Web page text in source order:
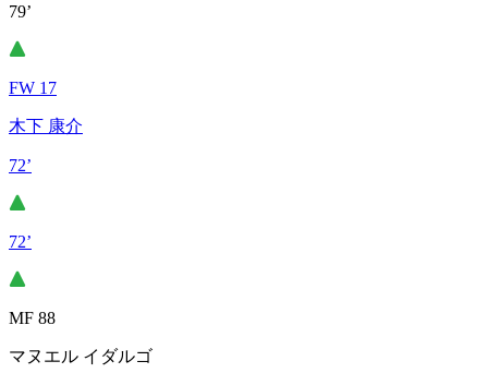
79’
FW 17
木下 康介
72’
72’
MF 88
マヌエル イダルゴ